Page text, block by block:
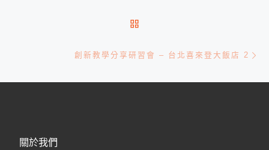
創新教學分享研習會 – 台北喜來登大飯店 2
關於我們